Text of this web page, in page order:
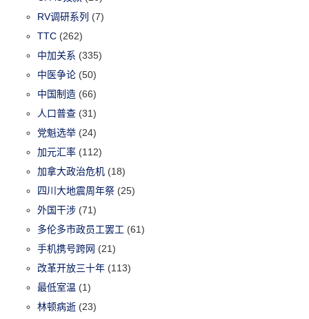
RV调研系列 (7)
TTC (262)
中加关系 (335)
中医争论 (50)
中国制造 (66)
人口普查 (31)
党魁选举 (24)
加元汇率 (112)
加拿大政治危机 (18)
四川大地震周年祭 (25)
外国干涉 (71)
多伦多市政员工罢工 (61)
手机携号跨网 (21)
改革开放三十年 (113)
最低室温 (1)
林顿病逝 (23)